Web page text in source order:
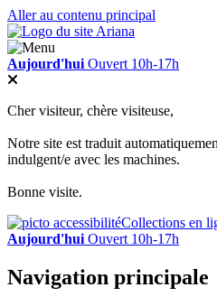
Aller au contenu principal
Aujourd'hui Ouvert 10h-17h
Cher visiteur, chère visiteuse,
Notre site est traduit
indulgent/e avec les machines.
Bonne visite.
Collections en
Aujourd'hui Ouvert 10h-17h
Navigation principale